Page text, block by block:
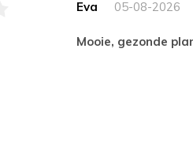
Eva 05-08-2026
Mooie, gezonde